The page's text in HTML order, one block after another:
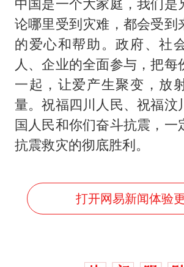
论哪里受到灾难，都会受到
的爱心和帮助。政府、社
人、企业的全面参与，把每
一起，让爱产生聚变，放
量。祝福四川人民、祝福汶
国人民和你们奋斗抗震，一
抗震救灾的彻底胜利。
打开网易新闻体验